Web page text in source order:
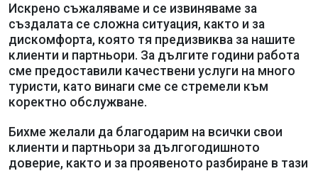
Искрено съжаляваме и се извиняваме за
създалата се сложна ситуация, както и за
дискомфорта, която тя предизвиква за нашите
клиенти и партньори. За дългите години работа
сме предоставили качествени услуги на много
туристи, като винаги сме се стремели към
коректно обслужване.
Бихме желали да благодарим на всички свои
клиенти и партньори за дългогодишното
доверие, както и за проявеното разбиране в тази